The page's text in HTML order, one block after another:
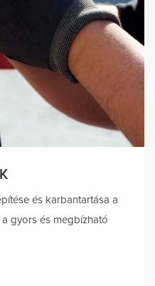
és karbantartása a
gyors és megbízható